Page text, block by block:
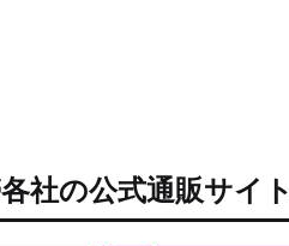
社の公式通販サイト